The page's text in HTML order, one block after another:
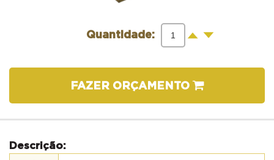
Quantidade: + -
FAZER ORÇAMENTO
Descrição: